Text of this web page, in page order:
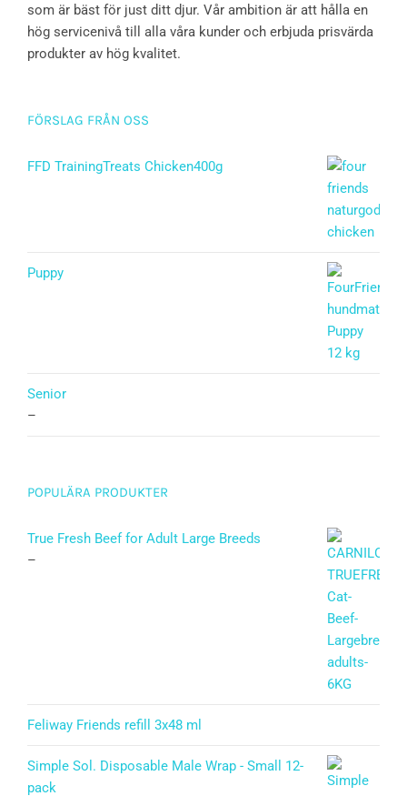
som är bäst för just ditt djur. Vår ambition är att hålla en
hög servicenivå till alla våra kunder och erbjuda prisvärda
produkter av hög kvalitet.
FÖRSLAG FRÅN OSS
FFD TrainingTreats Chicken400g
Puppy
Senior
–
POPULÄRA PRODUKTER
True Fresh Beef for Adult Large Breeds
–
Feliway Friends refill 3x48 ml
Simple Sol. Disposable Male Wrap - Small 12-
pack